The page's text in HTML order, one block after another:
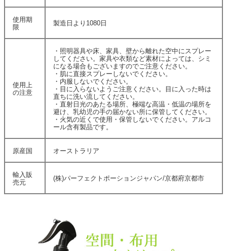
使用期
限
製造日より1080日
使用上
の注意
・照明器具や床、家具、壁から離れた空中にスプレー
してください。家具や衣類など素材によっては、シミ
になる場合もございますのでご注意ください。
・肌に直接スプレーしないでください。
・内服しないでください。
・目に入らないようご注意ください。目に入った時は
直ちに洗い流してください。
・直射日光のあたる場所、極端な高温・低温の場所を
避け、乳幼児の手の届かない所に保管してください。
・火気の近くで使用・保管しないでください。アルコ
ール含有製品です。
原産国 オーストラリア
輸入販
売元
(株)パーフェクトポーションジャパン/京都府京都市